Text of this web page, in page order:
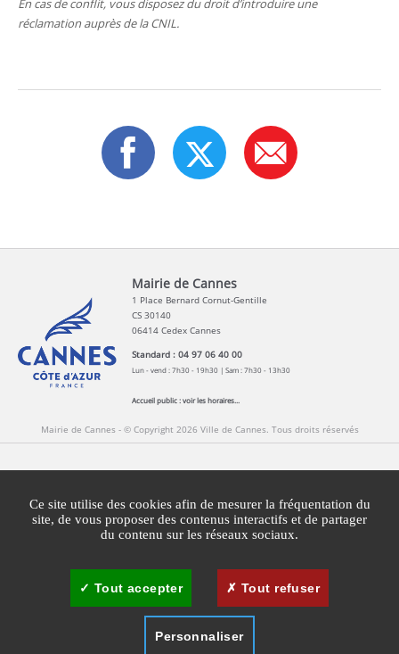
En cas de conflit, vous disposez du droit d’introduire une
réclamation auprès de la CNIL.
Mairie de Cannes
1 Place Bernard Cornut-Gentille
CS 30140
06414 Cedex Cannes
Standard : 04 97 06 40 00
Lun - vend : 7h30 - 19h30 | Sam : 7h30 - 13h30
Accueil public :voir les horaires...
Mairie de Cannes - © Copyright 2026 Ville de Cannes. Tous droits réservés
Mentions légales Agglomération Cannes Lérins
Plan du site Gestion des cookies
Ce site utilise des cookies afin de mesurer la fréquentation du
site, de vous proposer des contenus interactifs et de partager
du contenu sur les réseaux sociaux.
Tout accepter Tout refuser
Personnaliser